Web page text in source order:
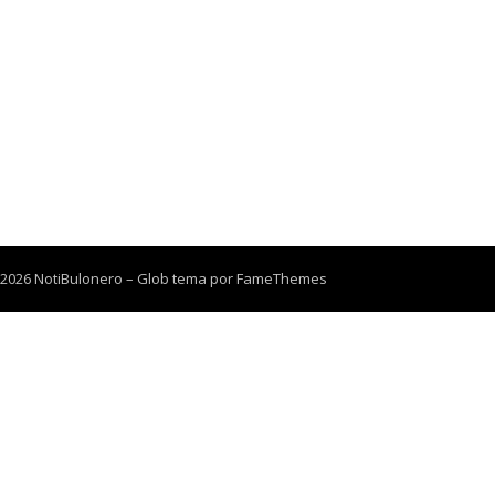
NotiBulonero – Glob tema porFameThemes